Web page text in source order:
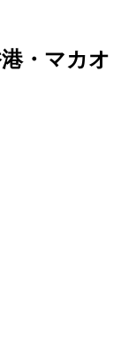
・マカオ